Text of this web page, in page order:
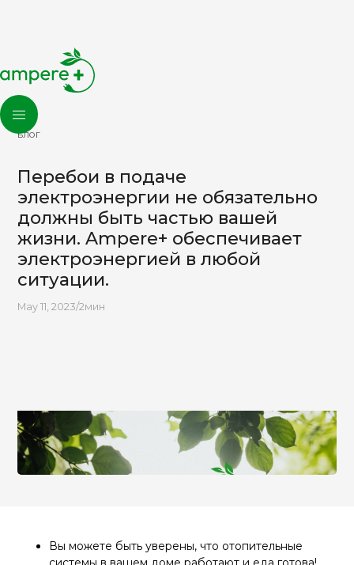
БЛОГ
Перебои в подаче
электроэнергии не обязательно
должны быть частью вашей
жизни. Ampere+ обеспечивает
электроэнергией в любой
ситуации.
May 11, 2023/2мин
Вы можете быть уверены, что отопительные